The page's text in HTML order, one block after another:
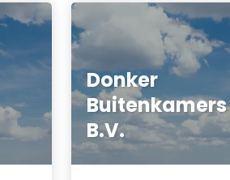
Donker
Buitenkamers
B.V.